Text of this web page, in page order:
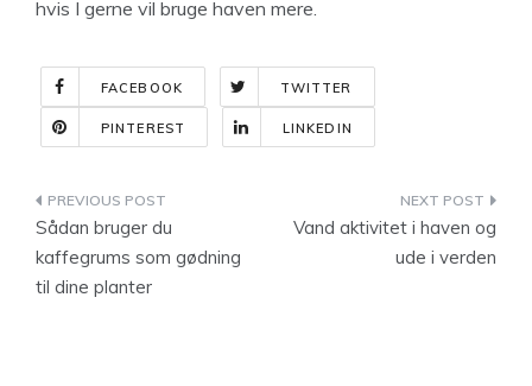
hvis I gerne vil bruge haven mere.
FACEBOOK TWITTER
PINTEREST LINKEDIN
Indlægsnavigation
Sådan bruger du
kaffegrums som gødning
til dine planter
Vand aktivitet i haven og
ude i verden